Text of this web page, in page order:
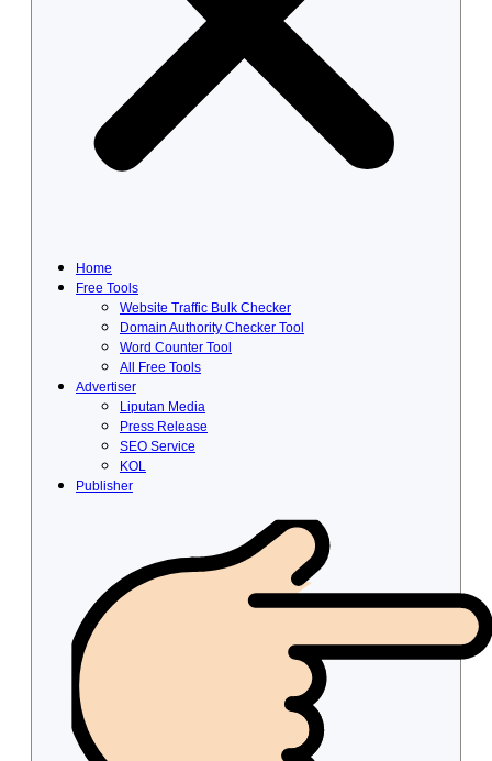
Home
Free Tools
Website Traffic Bulk Checker
Domain Authority Checker Tool
Word Counter Tool
All Free Tools
Advertiser
Liputan Media
Press Release
SEO Service
KOL
Publisher